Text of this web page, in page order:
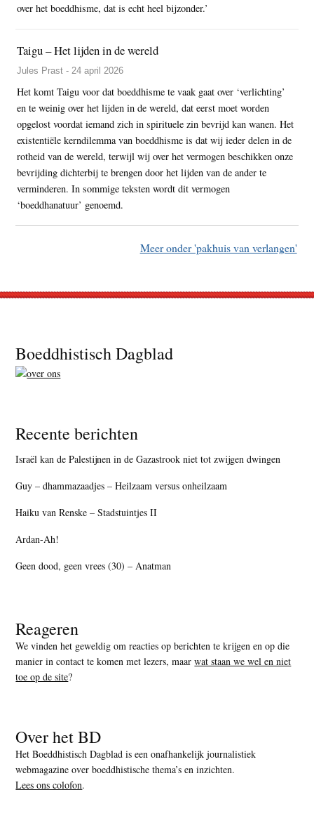
over het boeddhisme, dat is echt heel bijzonder.’
Taigu – Het lijden in de wereld
Jules Prast - 24 april 2026
Het komt Taigu voor dat boeddhisme te vaak gaat over ‘verlichting’
en te weinig over het lijden in de wereld, dat eerst moet worden
opgelost voordat iemand zich in spirituele zin bevrijd kan wanen. Het
existentiële kerndilemma van boeddhisme is dat wij ieder delen in de
rotheid van de wereld, terwijl wij over het vermogen beschikken onze
bevrijding dichterbij te brengen door het lijden van de ander te
verminderen. In sommige teksten wordt dit vermogen
‘boeddhanatuur’ genoemd.
Meer onder 'pakhuis van verlangen'
Footer
Boeddhistisch Dagblad
Recente berichten
Israël kan de Palestijnen in de Gazastrook niet tot zwijgen dwingen
Guy – dhammazaadjes – Heilzaam versus onheilzaam
Haiku van Renske – Stadstuintjes II
Ardan-Ah!
Geen dood, geen vrees (30) – Anatman
Reageren
We vinden het geweldig om reacties op berichten te krijgen en op die
manier in contact te komen met lezers, maarwat staan we wel en niet
toe op de site?
Over het BD
Het Boeddhistisch Dagblad is een onafhankelijk journalistiek
webmagazine over boeddhistische thema’s en inzichten.
Lees ons colofon.